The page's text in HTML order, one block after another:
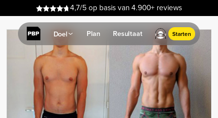
4,7/5 op basis van 4.900+ reviews
Doel Plan Resultaat Starten